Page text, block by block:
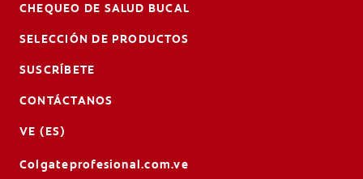
CHEQUEO DE SALUD BUCAL
SELECCIÓN DE PRODUCTOS
SUSCRÍBETE
CONTÁCTANOS
VE (ES)
Colgateprofesional.com.ve